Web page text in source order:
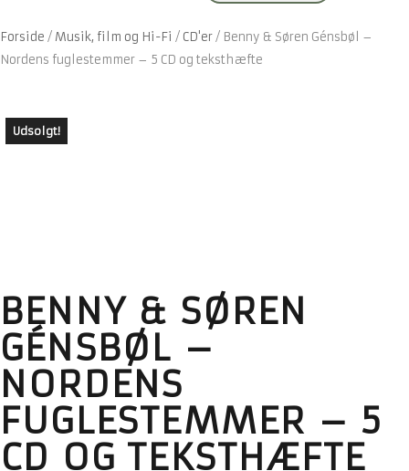
Forside / Musik, film og Hi-Fi / CD'er/ Benny & Søren Génsbøl –
Nordens fuglestemmer – 5 CD og teksthæfte
Udsolgt!
BENNY & SØREN
GÉNSBØL –
NORDENS
FUGLESTEMMER – 5
CD OG TEKSTHÆFTE